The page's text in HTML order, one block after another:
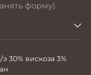
форму).
э 30% вискоза 3%